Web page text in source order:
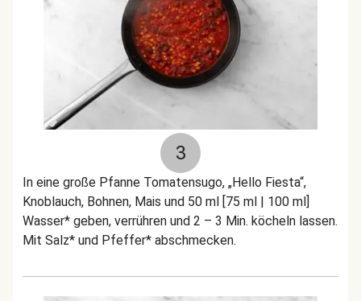
3
In eine große Pfanne Tomatensugo, „Hello Fiesta“,
Knoblauch, Bohnen, Mais und 50 ml [75 ml | 100 ml]
Wasser* geben, verrühren und 2 – 3 Min. köcheln lassen.
Mit Salz* und Pfeffer* abschmecken.